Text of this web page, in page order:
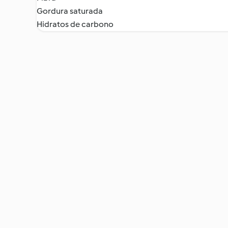
Gordura saturada
Hidratos de carbono